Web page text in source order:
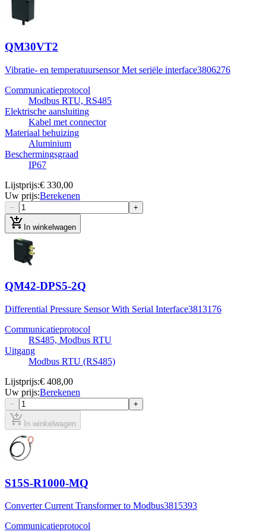
QM30VT2
Vibratie- en temperatuursensor Met seriële interface3806276
Communicatieprotocol
Modbus RTU, RS485
Elektrische aansluiting
Kabel met connector
Materiaal behuizing
Aluminium
Beschermingsgraad
IP67
Lijstprijs:€ 330,00
Uw prijs:Berekenen
− +
add_shopping_cart In winkelwagen
QM42-DPS5-2Q
Differential Pressure Sensor With Serial Interface3813176
Communicatieprotocol
RS485, Modbus RTU
Uitgang
Modbus RTU (RS485)
Lijstprijs:€ 408,00
Uw prijs:Berekenen
− +
add_shopping_cart In winkelwagen
S15S-R1000-MQ
Converter Current Transformer to Modbus3815393
Communicatieprotocol